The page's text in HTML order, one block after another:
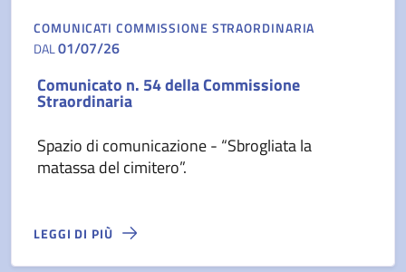
COMUNICATI COMMISSIONE STRAORDINARIA
DAL01/07/26
Comunicato n. 54 della Commissione
Straordinaria
Spazio di comunicazione - “Sbrogliata la
matassa del cimitero”.
LEGGI DI PIÙ